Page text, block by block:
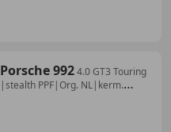
Porsche 9924.0 GT3 Touring
|stealth PPF|Org. NL|kerm.